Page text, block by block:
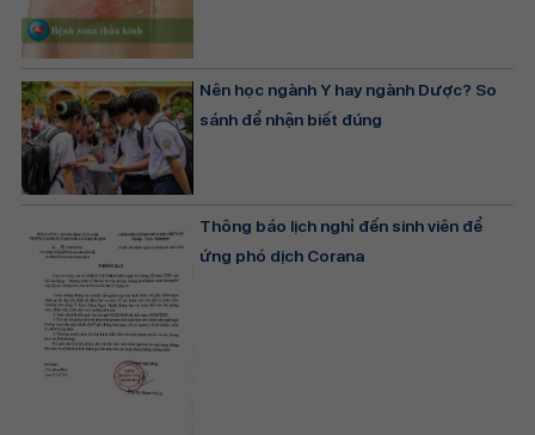
Nên học ngành Y hay ngành Dược? So
sánh để nhận biết đúng
Thông báo lịch nghỉ đến sinh viên để
ứng phó dịch Corana